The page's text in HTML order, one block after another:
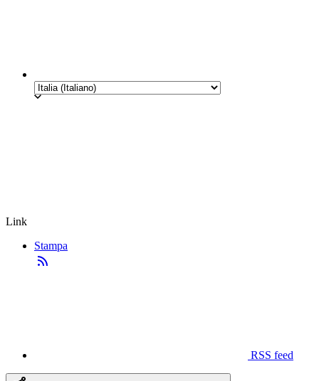
Link
Stampa
RSS feed